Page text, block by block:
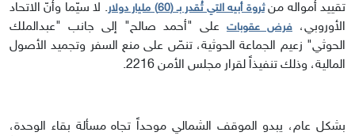
تقييد أمواله منثروة أبيه التي تُقدر بـ (60) مليار دولار
. لا سيّما وأنّ الاتحاد
الأوروبي، فرض عقوبات على "أحمد صالح" إلى جانب "عبدالملك
الحوثي" زعيم الجماعة الحوثية، تنصّ على منع السفر وتجميد الأصول
المالية، وذلك تنفيذاً لقرار مجلس الأمن 2216.
بشكل عام، يبدو الموقف الشمالي موحداً تجاه مسألة بقاء الوحدة،